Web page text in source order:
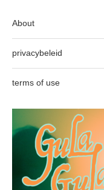
About
privacybeleid
terms of use